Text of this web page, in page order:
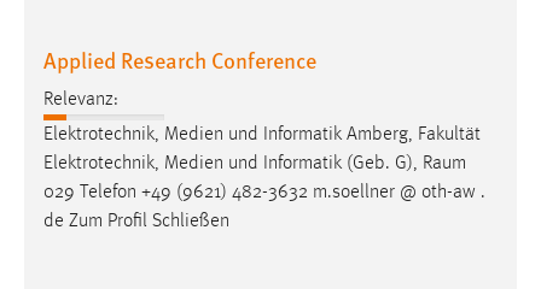
Applied Research Conference
Relevanz:
Elektrotechnik, Medien und Informatik Amberg, Fakultät
Elektrotechnik, Medien und Informatik (Geb. G), Raum
029 Telefon +49 (9621) 482-3632 m.soellner @ oth-aw .
de Zum Profil Schließen